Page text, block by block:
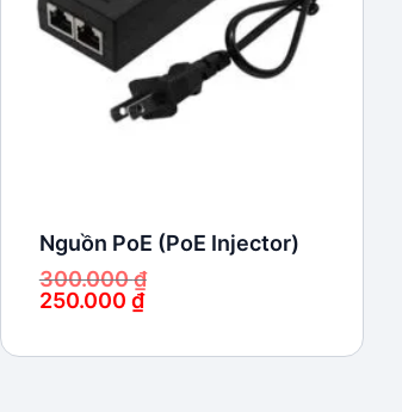
Nguồn PoE (PoE Injector)
300.000₫
250.000 ₫